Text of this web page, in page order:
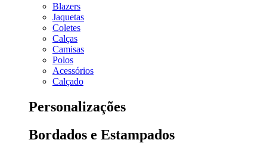
Blazers
Jaquetas
Coletes
Calças
Camisas
Polos
Acessórios
Calçado
Personalizações
Bordados e Estampados